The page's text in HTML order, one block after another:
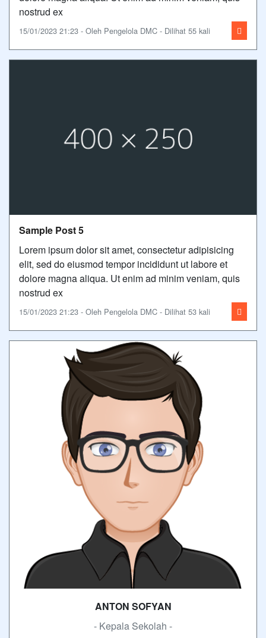
nostrud ex
15/01/2023 21:23 - Oleh Pengelola DMC - Dilihat 55 kali
Sample Post 5
Lorem ipsum dolor sit amet, consectetur adipisicing
elit, sed do eiusmod tempor incididunt ut labore et
dolore magna aliqua. Ut enim ad minim veniam, quis
nostrud ex
15/01/2023 21:23 - Oleh Pengelola DMC - Dilihat 53 kali
ANTON SOFYAN
- Kepala Sekolah -